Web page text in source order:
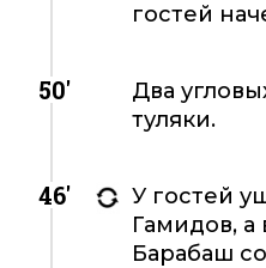
гостей
50'
Два
туляки.
46'
У гостей
Гамидов,
Барабаш